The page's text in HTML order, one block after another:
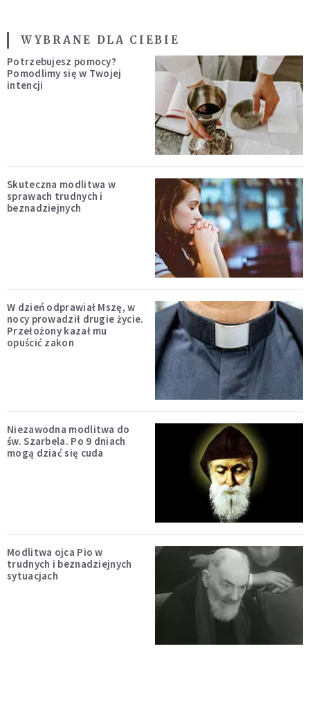
WYBRANE DLA CIEBIE
Potrzebujesz pomocy?
Pomodlimy się w Twojej
intencji
Skuteczna modlitwa w
sprawach trudnych i
beznadziejnych
W dzień odprawiał Mszę, w
nocy prowadził drugie życie.
Przełożony kazał mu
opuścić zakon
Niezawodna modlitwa do
św. Szarbela. Po 9 dniach
mogą dziać się cuda
Modlitwa ojca Pio w
trudnych i beznadziejnych
sytuacjach